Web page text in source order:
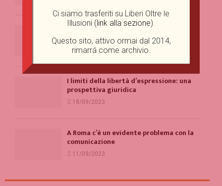
Perché vediamo sovrastrutture dove
non ce ne sono?
29/09/2023
I limiti della libertà d’espressione: una
prospettiva giuridica
18/09/2023
A Roma c’è un evidente problema con la
comunicazione
11/09/2023
Ci siamo trasferiti su Liberi Oltre le
Illusioni (link alla sezione).
Questo sito, attivo ormai dal 2014,
rimarrá come archivio.